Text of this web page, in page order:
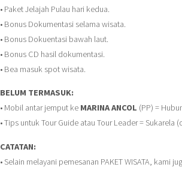
• Paket Jelajah Pulau hari kedua.
• Bonus Dokumentasi selama wisata.
• Bonus Dokuentasi bawah laut.
• Bonus CD hasil dokumentasi.
• Bea masuk spot wisata.
BELUM TERMASUK:
• Mobil antar jemput ke MARINA ANCOL (PP) =
• Tips untuk Tour Guide atau Tour Leader = Sukarela
CATATAN:
• Selain melayani pemesanan PAKET WISATA, kami